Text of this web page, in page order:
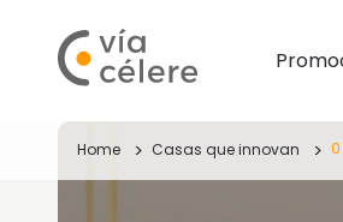
Home Casas que innovan 0